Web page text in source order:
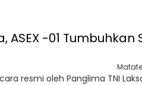
resmi oleh Panglima TNI